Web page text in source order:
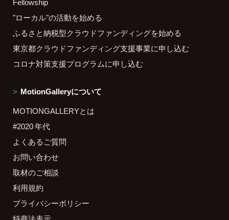
"ローカル"の活動を始める
ふるさと納税型クラウドファンディングを始める
東京都クラウドファンディング支援事業に申し込む
コロナ対策支援プログラムに申し込む
MotionGalleryについて
MOTIONGALLERYとは
#2020 年代
よくあるご質問
お問い合わせ
取材のご相談
利用規約
プライバシーポリシー